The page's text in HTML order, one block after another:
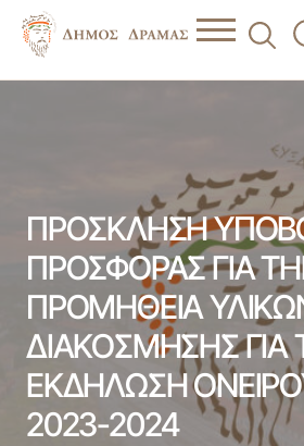
ΠΡΟΣΚΛΗΣΗ
ΠΡΟΣΦΟΡΑΣ ΓΙΑ
ΠΡΟΜΗΘΕΙΑ
ΔΙΑΚΟΣΜΗΣΗΣ ΓΙΑ
ΕΚΔΗΛΩΣΗ
2023-2024